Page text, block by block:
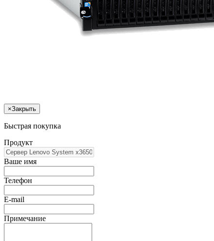
×Закрыть
Быстрая покупка
Продукт
Ваше имя
Телефон
E-mail
Примечание